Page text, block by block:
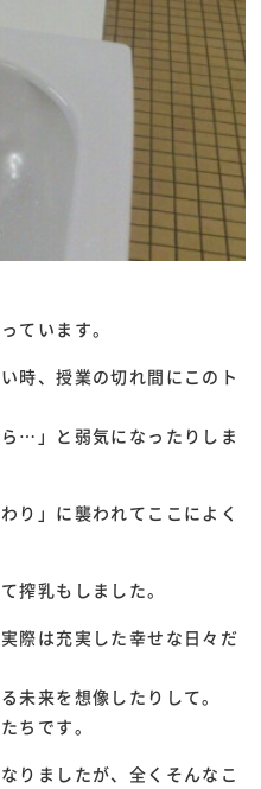
ています。
時、授業の切れ間にこのト
…」と弱気になったりしま
り」に襲われてここによく
搾乳もしました。
際は充実した幸せな日々だ
未来を想像したりして。
ちです。
りましたが、全くそんなこ